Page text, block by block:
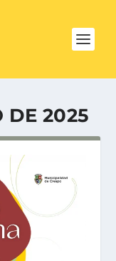
DE 2025